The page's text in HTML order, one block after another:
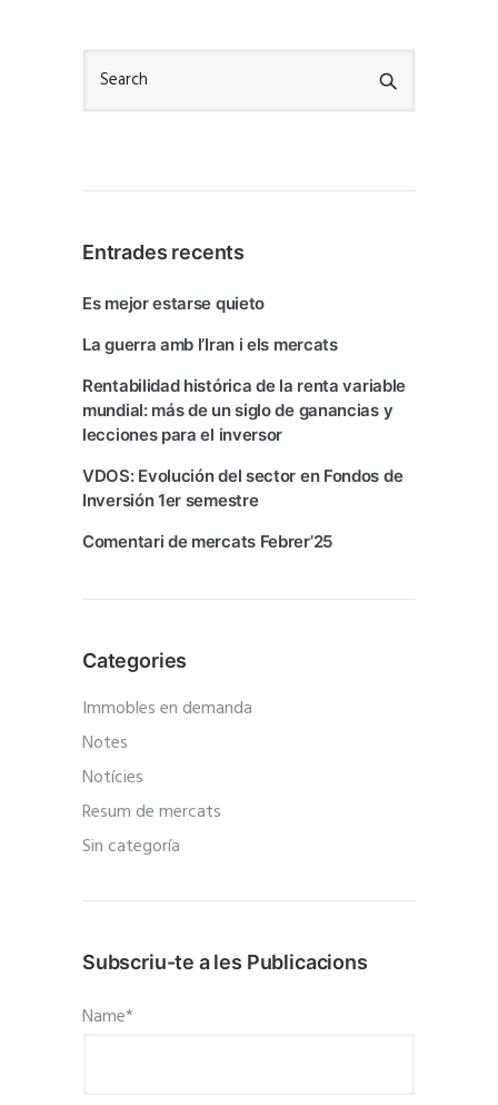
Entrades recents
Es mejor estarse quieto
La guerra amb l’Iran i els mercats
Rentabilidad histórica de la renta variable
mundial: más de un siglo de ganancias y
lecciones para el inversor
VDOS: Evolución del sector en Fondos de
Inversión 1er semestre
Comentari de mercats Febrer’25
Categories
Immobles en demanda
Notes
Notícies
Resum de mercats
Sin categoría
Subscriu-te a les Publicacions
Name*